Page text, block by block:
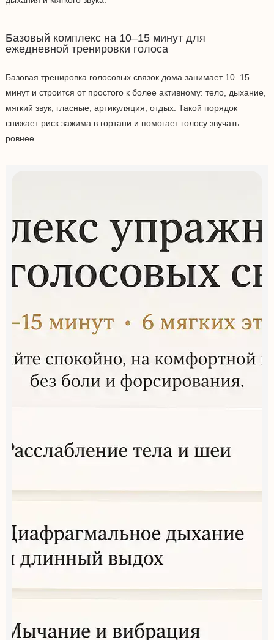
Базовый комплекс на 10–15 минут для
ежедневной тренировки голоса
Базовая тренировка голосовых связок дома занимает 10–15
минут и строится от простого к более активному: тело, дыхание,
мягкий звук, гласные, артикуляция, отдых. Такой порядок
снижает риск зажима в гортани и помогает голосу звучать
ровнее.